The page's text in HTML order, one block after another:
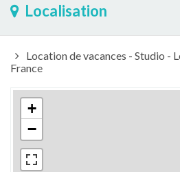
Localisation
Location de vacances - Studio -
France
+
−